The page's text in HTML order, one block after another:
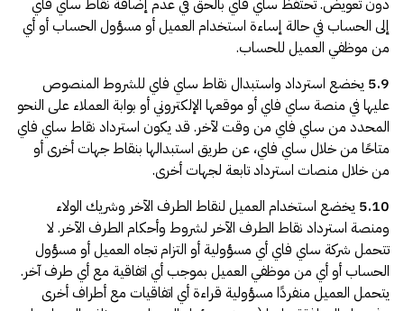
دون تعويض. تحتفظ ساي فاي بالحق في عدم إضافة نقاط ساي فاي
إلى الحساب في حالة إساءة استخدام العميل أو مسؤول الحساب أو أي
من موظفي العميل للحساب.
5.9 يخضع استرداد واستبدال نقاط ساي فاي للشروط المنصوص
عليها في منصة ساي فاي أو موقعها الإلكتروني أو بوابة العملاء على النحو
المحدد من ساي فاي من وقت لآخر. قد يكون استرداد نقاط ساي فاي
متاحًا من خلال ساي فاي، عن طريق استبدالها بنقاط جهات أخرى أو
من خلال منصات استرداد تابعة لجهات أخرى.
5.10 يخضع استخدام العميل لنقاط الطرف الآخر وشريك الولاء
ومنصة استرداد نقاط الطرف الآخر لشروط وأحكام الطرف الآخر. لا
تتحمل شركة ساي فاي أي مسؤولية أو التزام تجاه العميل أو مسؤول
الحساب أو أي من موظفي العميل بموجب أي اتفاقية مع أي طرف آخر.
يتحمل العميل منفردًا مسؤولية قراءة أي اتفاقيات مع أطراف أخرى